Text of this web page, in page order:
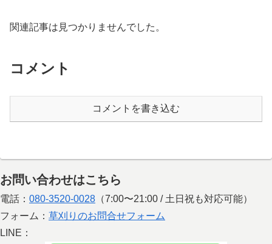
関連記事は見つかりませんでした。
コメント
コメントを書き込む
お問い合わせはこちら
電話： 080-3520-0028 （7:00〜21:00 / 土日祝も対応可能）
フォーム： 草刈りのお問合せフォーム
LINE：